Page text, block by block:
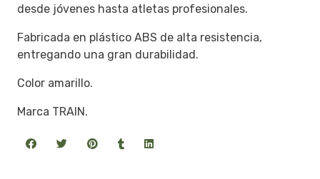
desde jóvenes hasta atletas profesionales.
Fabricada en plástico ABS de alta resistencia,
entregando una gran durabilidad.
Color amarillo.
Marca TRAIN.